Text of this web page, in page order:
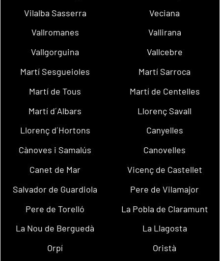
Vilalba Sasserra
Veciana
Vallromanes
Vallirana
Vallgorguina
Vallcebre
Martí Sesgueioles
Martí Sarroca
Martí de Tous
Martí de Centelles
Martí d´Albars
Llorenç Savall
Llorenç d´Hortons
Canyelles
Cànoves i Samalús
Canovelles
Canet de Mar
Vicenç de Castellet
Salvador de Guardiola
Pere de Vilamajor
Pere de Torelló
La Pobla de Claramunt
La Nou de Berguedà
La Llagosta
Orpí
Oristà